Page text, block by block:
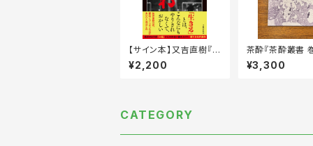
【サイン本】又吉直樹『生
きとるわ』
¥2,200
茶酔『茶酔叢書
¥3,300
CATEGORY